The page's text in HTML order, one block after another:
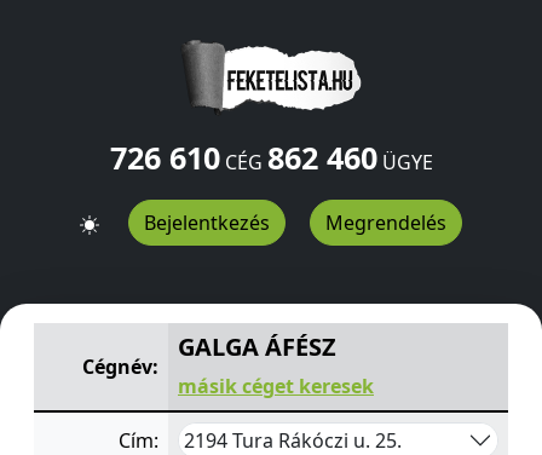
726 610CÉG 862 460ÜGYE
Bejelentkezés Megrendelés
Rákóczi u. 25. Tura2194
Cégnév:
GALGA ÁFÉSZ
másik céget keresek
Cím: 2194 Tura Rákóczi u. 25.